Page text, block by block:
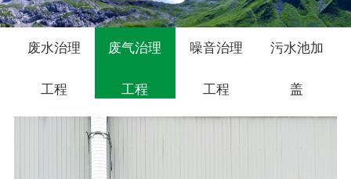
废水治理
工程
废气治理
工程
噪音治理
工程
污水池加
盖